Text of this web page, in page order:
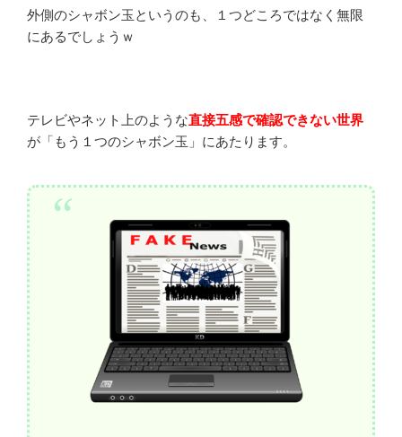
外側のシャボン玉というのも、１つどころではなく無限
にあるでしょうｗ
テレビやネット上のような直接五感で確認できない世界
が「もう１つのシャボン玉」にあたります。